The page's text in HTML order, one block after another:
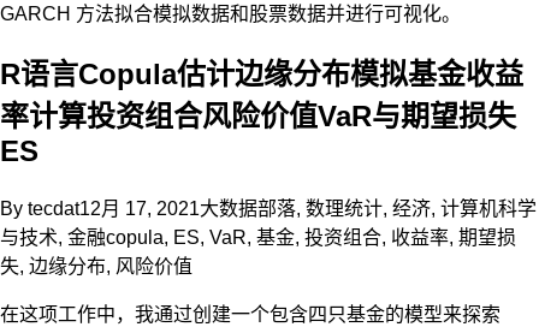
GARCH 方法拟合模拟数据和股票数据并进行可视化。
R语言Copula估计边缘分布模拟基金收益
率计算投资组合风险价值VaR与期望损失
ES
By tecdat12月 17, 2021大数据部落, 数理统计, 经济, 计算机科学
与技术, 金融copula, ES, VaR, 基金, 投资组合, 收益率, 期望损
失, 边缘分布, 风险价值
在这项工作中，我通过创建一个包含四只基金的模型来探索